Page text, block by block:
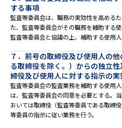
する事項
監査等委員会は、職務の実効性を高める
た、監査等委員会がその職務を補助する
監査等委員会と協議の上、補助する使用人
７．前号の取締役及び使用人の
る取締役を除く。）からの独立
締役及び使用人に対する指示の
監査等委員会の監査業務を補助する使用
は、監査等委員会の同意を必要とする。
おいては取締役（監査等委員である取締
等委員の指示に従い業務を行う。